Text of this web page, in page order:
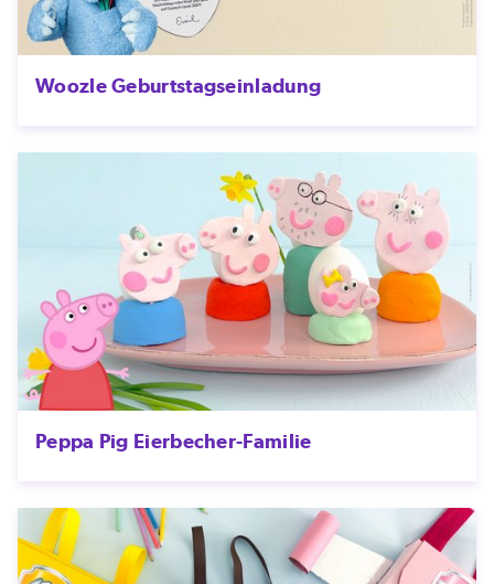
Woozle Geburtstagseinladung
Peppa Pig Eierbecher-Familie